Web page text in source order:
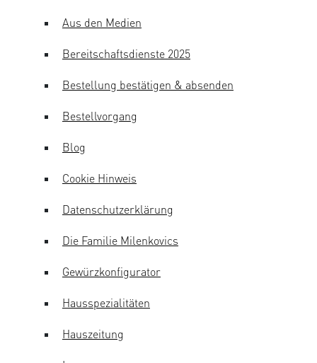
Aus den Medien
Bereitschaftsdienste 2025
Bestellung bestätigen & absenden
Bestellvorgang
Blog
Cookie Hinweis
Datenschutzerklärung
Die Familie Milenkovics
Gewürzkonfigurator
Hausspezialitäten
Hauszeitung